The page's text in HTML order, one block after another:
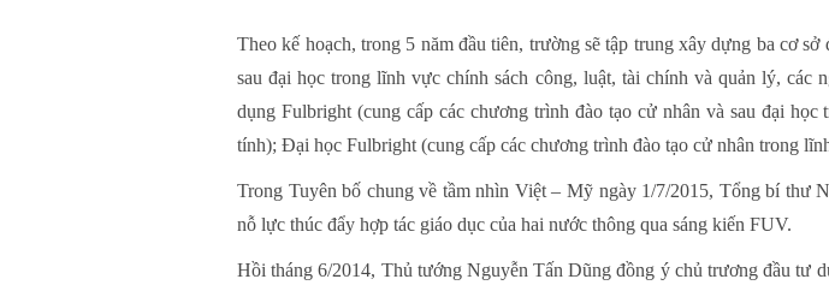
Theo kế hoạch, trong 5 năm đầu tiên, trường sẽ tập trung xây dựng ba cơ
sau đại học trong lĩnh vực chính sách công, luật, tài chính và quản lý,
dụng Fulbright (cung cấp các chương trình đào tạo cử nhân và sau đại
tính); Đại học Fulbright (cung cấp các chương trình đào tạo cử nhân trong
Trong Tuyên bố chung về tầm nhìn Việt – Mỹ ngày 1/7/2015, Tổng bí thư
nỗ lực thúc đẩy hợp tác giáo dục của hai nước thông qua sáng kiến FUV.
Hồi tháng 6/2014, Thủ tướng Nguyễn Tấn Dũng đồng ý chủ trương đầu tư